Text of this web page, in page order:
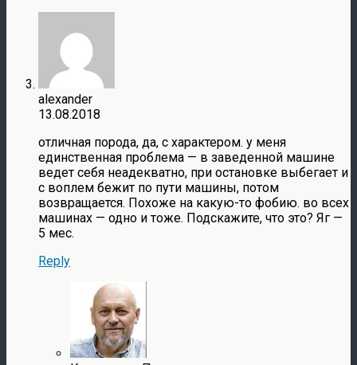
alexander
13.08.2018
отличная порода, да, с характером. у меня
единственная проблема — в заведенной машине
ведет себя неадекватно, при остановке выбегает и
с воплем бежит по пути машины, потом
возвращается. Похоже на какую-то фобию. во всех
машинах — одно и тоже. Подскажите, что это? Яг —
5 мес.
Reply